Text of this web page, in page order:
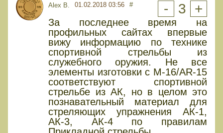
Alex B. 01.02.2018 03:56 # - 3 +
За последнее время на
профильных сайтах впервые
вижу информацию по технике
спортивной стрельбы из
служебного оружия. Не все
элементы изготовки с М-16/AR-15
соответствуют спортивной
стрельбе из АК, но в целом это
познавательный материал для
стреляющих упражнения АК-1,
АК-3, АК-4 по правилам